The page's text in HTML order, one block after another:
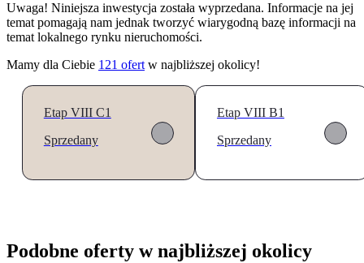
Uwaga! Niniejsza inwestycja została wyprzedana. Informacje na jej
temat pomagają nam jednak tworzyć wiarygodną bazę informacji na
temat lokalnego rynku nieruchomości.
Mamy dla Ciebie 121 ofert w najbliższej okolicy!
Etap VIII C1
Sprzedany
Etap VIII B1
Sprzedany
Podobne oferty w najbliższej okolicy